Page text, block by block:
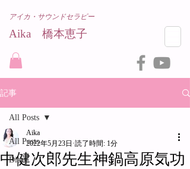
Aika 橋本恵子​
アイカ・サウンドセラピー
記事
All Posts
Diary
All Posts
中健次郎先生神鍋高原気功
Aika
2022年5月23日 読了時間: 1分